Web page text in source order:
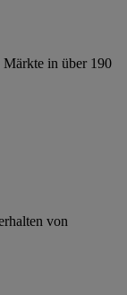
in über 190
von